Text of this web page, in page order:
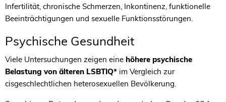
Infertilität, chronische Schmerzen, Inkontinenz, funktionelle
Beeinträchtigungen und sexuelle Funktionsstörungen.
Psychische Gesundheit
Viele Untersuchungen zeigen eine höhere psychische
Belastung von älteren LSBTIQ* im Vergleich zur
cisgeschlechtlichen heterosexuellen Bevölkerung.